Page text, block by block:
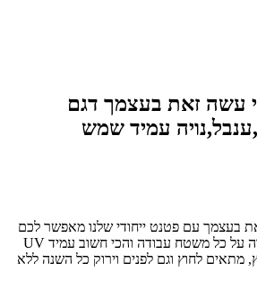
עשה זאת בעצמך דגם
עמיד שמש
בעצמך עם פטנט ייחודי שלנו מאפשר לכם
לעשות התקנה קלה ומהירה על כל משטח עבודה והכי חשוב עמיד UV
מתאים לחוץ וגם לפנים וירוק כל השנה ללא